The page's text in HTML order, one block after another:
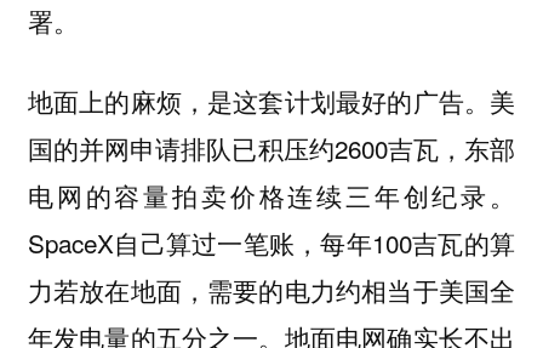
署。
地面上的麻烦，是这套计划最好的广告。美
国的并网申请排队已积压约2600吉瓦，东部
电网的容量拍卖价格连续三年创纪录。
SpaceX自己算过一笔账，每年100吉瓦的算
力若放在地面，需要的电力约相当于美国全
年发电量的五分之一。地面电网确实长不出